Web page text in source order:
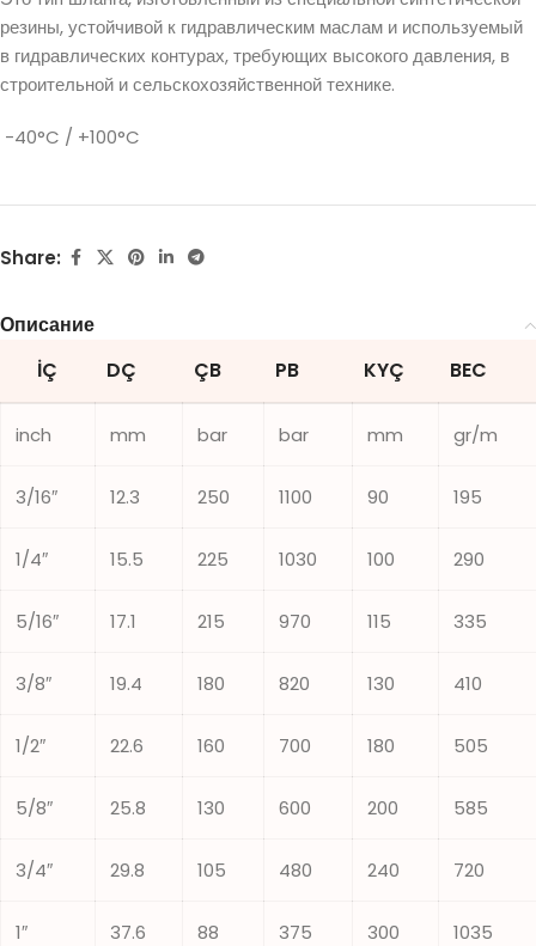
резины, устойчивой к гидравлическим маслам и используемый
в гидравлических контурах, требующих высокого давления, в
строительной и сельскохозяйственной технике.
-40°C / +100°C
Share:
Описание
İÇ
DÇ ÇB PB KYÇ BEC
inch mm bar bar mm gr/m
3/16″ 12.3 250 1100 90 195
1/4″ 15.5 225 1030 100 290
5/16″ 17.1 215 970 115 335
3/8″ 19.4 180 820 130 410
1/2″ 22.6 160 700 180 505
5/8″ 25.8 130 600 200 585
3/4″ 29.8 105 480 240 720
1″ 37.6 88 375 300 1035